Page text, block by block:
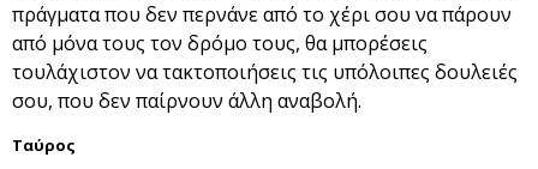
πράγματα που δεν περνάνε από το χέρι σου να πάρουν
από μόνα τους τον δρόμο τους, θα μπορέσεις
τουλάχιστον να τακτοποιήσεις τις υπόλοιπες δουλειές
σου, που δεν παίρνουν άλλη αναβολή.
Ταύρος